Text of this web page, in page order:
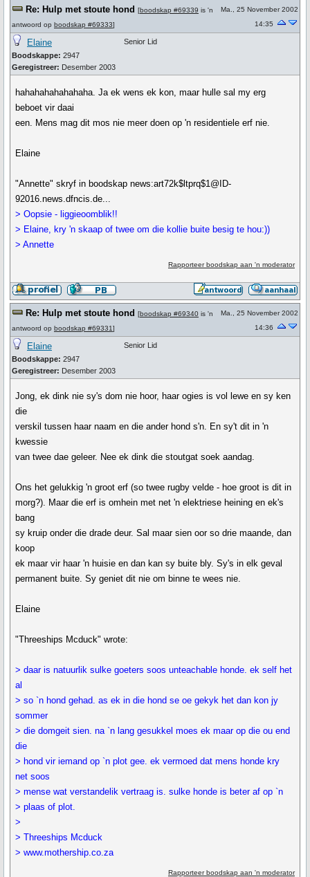
Re: Hulp met stoute hond [boodskap #69339 is 'n
antwoord op boodskap #69333]
Ma., 25 November 2002
14:35
Elaine
Boodskappe: 2947
Geregistreer: Desember 2003
Senior Lid
hahahahahahahaha. Ja ek wens ek kon, maar hulle sal my erg
beboet vir daai
een. Mens mag dit mos nie meer doen op 'n residentiele erf nie.
Elaine
"Annette" skryf in boodskap news:art72k$ltprq$1@ID-
92016.news.dfncis.de...
> Oopsie - liggieoomblik!!
> Elaine, kry 'n skaap of twee om die kollie buite besig te hou:))
> Annette
Rapporteer boodskap aan 'n moderator
Re: Hulp met stoute hond [boodskap #69340 is 'n
antwoord op boodskap #69331]
Ma., 25 November 2002
14:36
Elaine
Boodskappe: 2947
Geregistreer: Desember 2003
Senior Lid
Jong, ek dink nie sy's dom nie hoor, haar ogies is vol lewe en sy ken
die
verskil tussen haar naam en die ander hond s'n. En sy't dit in 'n
kwessie
van twee dae geleer. Nee ek dink die stoutgat soek aandag.
Ons het gelukkig 'n groot erf (so twee rugby velde - hoe groot is dit in
morg?). Maar die erf is omhein met net 'n elektriese heining en ek's
bang
sy kruip onder die drade deur. Sal maar sien oor so drie maande, dan
koop
ek maar vir haar 'n huisie en dan kan sy buite bly. Sy's in elk geval
permanent buite. Sy geniet dit nie om binne te wees nie.
Elaine
"Threeships Mcduck" wrote:
> daar is natuurlik sulke goeters soos unteachable honde. ek self het
al
> so `n hond gehad. as ek in die hond se oe gekyk het dan kon jy
sommer
> die domgeit sien. na `n lang gesukkel moes ek maar op die ou end
die
> hond vir iemand op `n plot gee. ek vermoed dat mens honde kry
net soos
> mense wat verstandelik vertraag is. sulke honde is beter af op `n
> plaas of plot.
>
> Threeships Mcduck
> www.mothership.co.za
Rapporteer boodskap aan 'n moderator